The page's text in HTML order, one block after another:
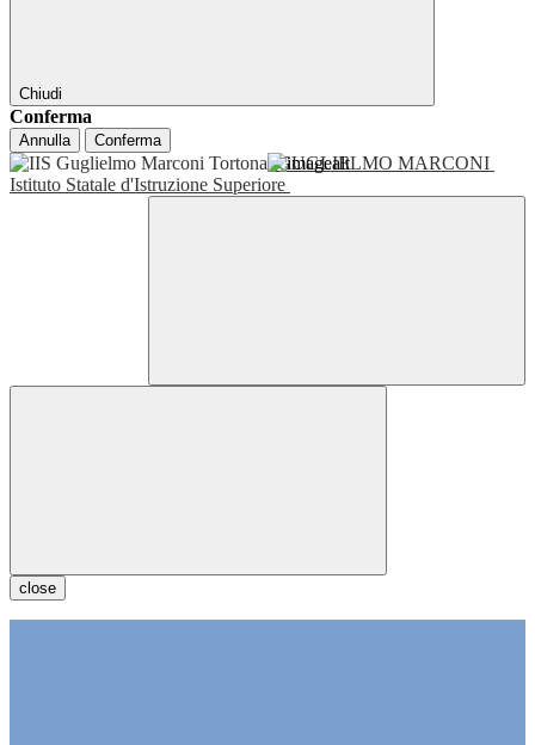
Chiudi
Conferma
Annulla Conferma
GUGLIELMO MARCONI
Istituto Statale d'Istruzione Superiore
close